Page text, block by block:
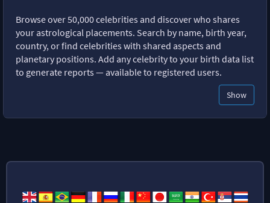
Browse over 50,000 celebrities and discover who shares
your astrological placements. Search by name, birth year,
country, or find celebrities with shared aspects and
planetary positions. Add any celebrity to your birth data list
to generate reports — available to registered users.
Show